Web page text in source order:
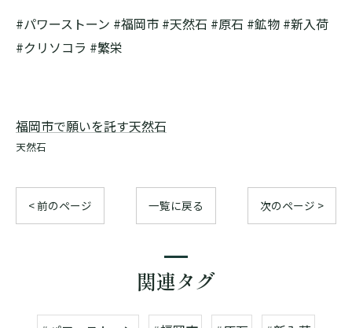
#パワーストーン #福岡市 #天然石 #原石 #鉱物 #新入荷
#クリソコラ #繁栄
福岡市で願いを託す天然石
天然石
< 前のページ 一覧に戻る 次のページ >
関連タグ